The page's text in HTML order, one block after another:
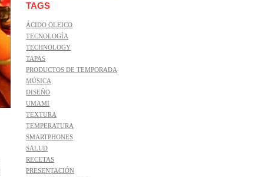
TAGS
ÁCIDO OLEICO
TECNOLOGÍA
TECHNOLOGY
TAPAS
PRODUCTOS DE TEMPORADA
MÚSICA
DISEÑO
UMAMI
TEXTURA
TEMPERATURA
SMARTPHONES
SALUD
RECETAS
PRESENTACIÓN